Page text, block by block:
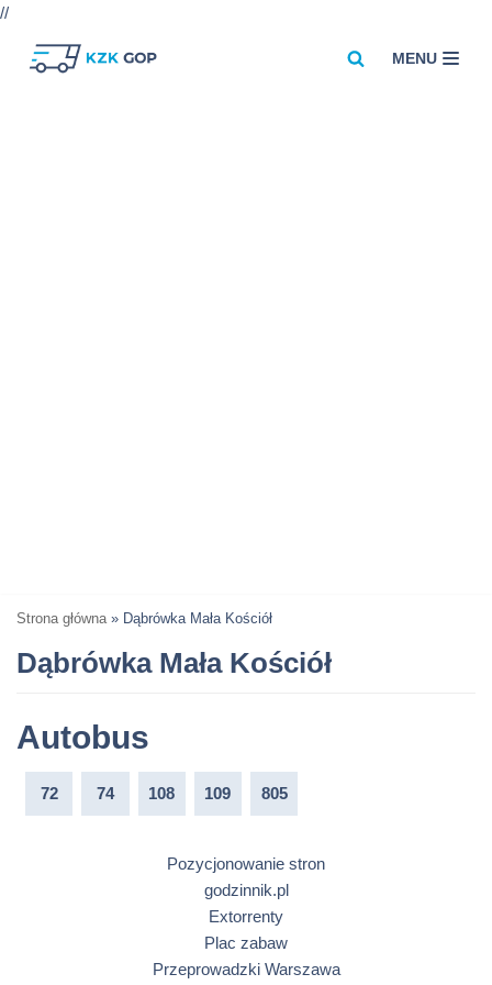
//
MENU
Strona główna » Dąbrówka Mała Kościół
Dąbrówka Mała Kościół
Autobus
72 74 108 109 805
Pozycjonowanie stron
godzinnik.pl
Extorrenty
Plac zabaw
Przeprowadzki Warszawa